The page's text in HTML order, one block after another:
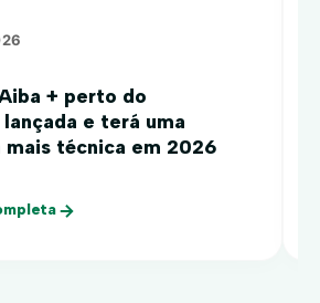
+ perto do
e terá uma
mais técnica em 2026